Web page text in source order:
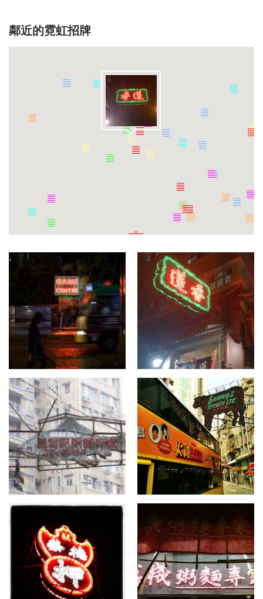
鄰近的霓虹招牌